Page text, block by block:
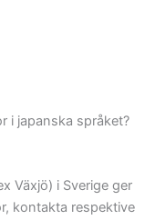
i japanska språket?
Växjö) i Sverige ger
kontakta respektive